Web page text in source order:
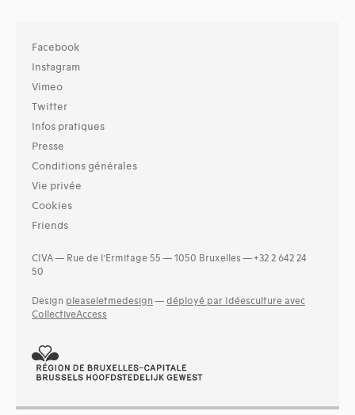
Facebook
Instagram
Vimeo
Twitter
Infos pratiques
Presse
Conditions générales
Vie privée
Cookies
Friends
CIVA — Rue de l’Ermitage 55 — 1050 Bruxelles — +32 2 642 24
50
Design pleaseletmedesign — déployé par Idéesculture avec
CollectiveAccess